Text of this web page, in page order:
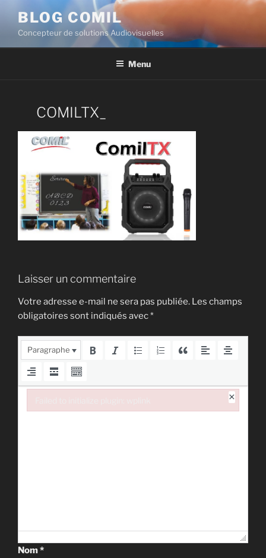
BLOG COMIL
Concepteur de solutions Audiovisuelles
Menu
COMILTX_
Laisser un commentaire
Votre adresse e-mail ne sera pas publiée. Les champs
obligatoires sont indiqués avec*
Paragraphe
Nom*
×
Failed to initialize plugin: wplink